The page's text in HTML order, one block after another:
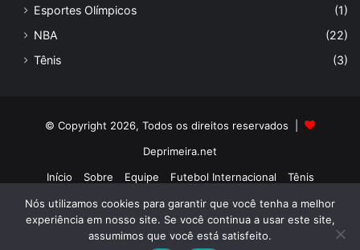
Esportes Olímpicos
(1)
NBA
(22)
Tênis
(3)
© Copyright 2026, Todos os direitos reservados |
Deprimeira.net
Início
Sobre Equipe Futebol Internacional Tênis
Facebook
X LinkedInInstagram
Nós utilizamos cookies para garantir que você tenha a melhor
experiência em nosso site. Se você continua a usar este site,
assumimos que você está satisfeito.